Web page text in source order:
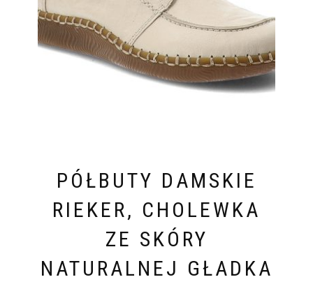
PÓŁBUTY DAMSKIE
RIEKER, CHOLEWKA
ZE SKÓRY
NATURALNEJ GŁADKA